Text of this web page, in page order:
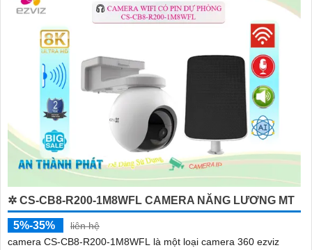
✲ CS-CB8-R200-1M8WFL CAMERA NĂNG LƯƠNG MT
5%-35%
liên hệ
camera CS-CB8-R200-1M8WFL là một loại camera 360 ezviz